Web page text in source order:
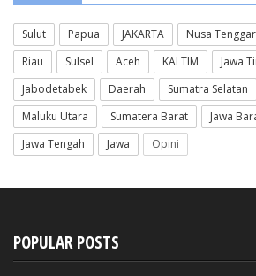
Sulut Papua JAKARTA Nusa
Riau
Sulsel Aceh KALTIM Jawa
Jabodetabek
Daerah Sumatra Selatan
Maluku Utara
Sumatera Barat Jawa
Jawa Tengah
Jawa Opini
POPULAR POSTS